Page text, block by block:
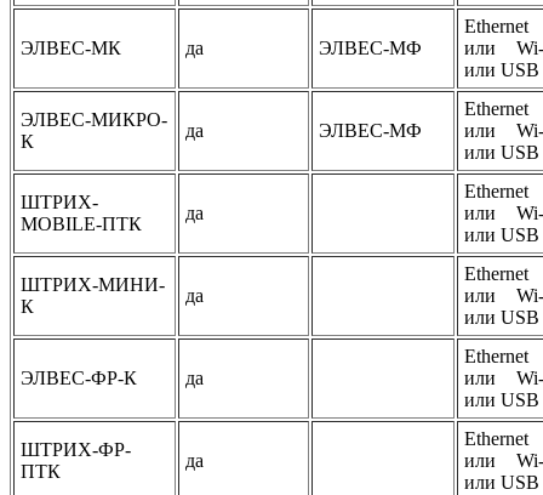
ЭЛВЕС-МК да ЭЛВЕС-МФ
Ethernet
или
или USB
ЭЛВЕС-МИКРО-
К
да ЭЛВЕС-МФ
Ethernet
или
или USB
ШТРИХ-
MOBILE-ПТК
да
Ethernet
или
или USB
ШТРИХ-МИНИ-
К
да
Ethernet
или
или USB
ЭЛВЕС-ФР-К да
Ethernet
или
или USB
ШТРИХ-ФР-
ПТК
да
Ethernet
или
или USB